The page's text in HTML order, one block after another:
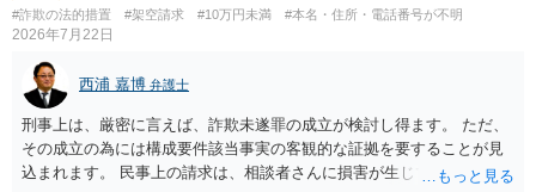
ールでのやり取りも証拠になりますので、あなたとしては、毅然と請
求を拒絶することを伝えるべきでしょう（ただし未納料金があること
に争いがない場合には未納料金は支払う必要があるかもしれませ
ん）。それ以上の話し合いには応じないという対応を考えられます。
訴訟で解決するのが一番ですが、相手方が遠方である場合は遠方の裁
判所で提訴される可能性もありますので、（費用はかかってしまいま
すが）弁護士へ依頼して正式な拒絶回答を送ることも検討した方がよ
いかもしれません。
#詐欺の法的措置 #架空請求 #10万円未満 #本名・住所・電話番号が不明
2026年7月22日
西浦 嘉博 弁護士
刑事上は、厳密に言えば、詐欺未遂罪の成立が検討し得ます。 ただ、
その成立の為には構成要件該当事実の客観的な証拠を要することが見
込まれます。 民事上の請求は、相談者さんに損害が生じていない以